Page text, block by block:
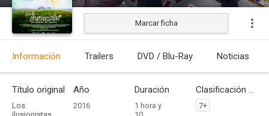
Marcar ficha
Información Trailers DVD / Blu-Ray Noticias
Título original
Los
Año
2016
Duración
1 hora y
Clasificación por edades
7+